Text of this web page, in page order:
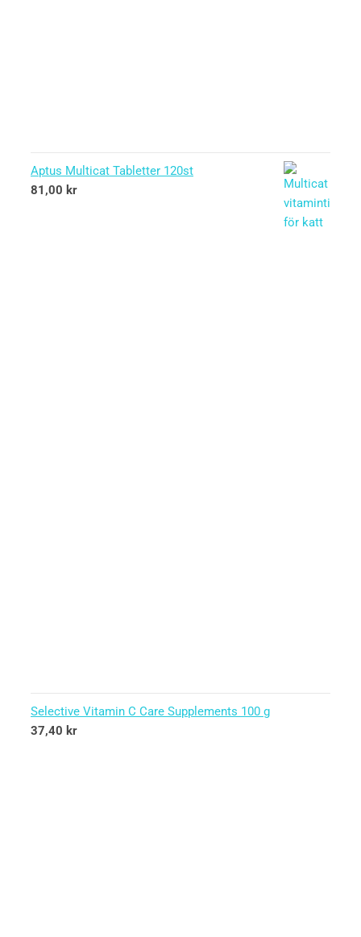
Aptus Multicat Tabletter 120st
81,00 kr
Selective Vitamin C Care Supplements 100 g
37,40 kr